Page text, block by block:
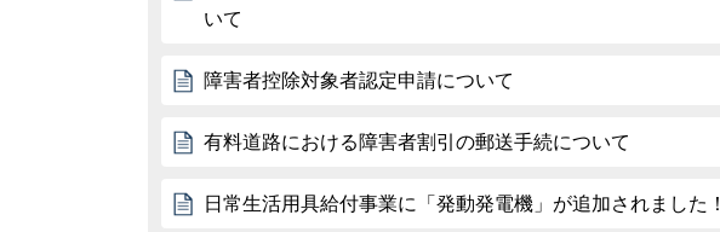
いて
障害者控除対象者認定申請について
有料道路における障害者割引の郵送手続について
日常生活用具給付事業に「発動発電機」が追加されました！